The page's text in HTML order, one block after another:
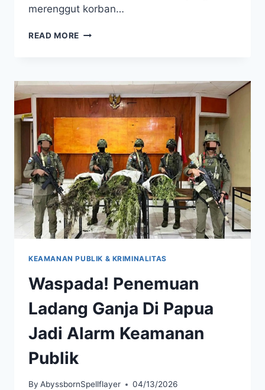
merenggut korban…
READ MORE TRAGIS!
TEWASKAN
WARGA,
TERTIMPA
BATU
RAKSASA
KEAMANAN PUBLIK & KRIMINALITAS
Waspada! Penemuan
Ladang Ganja Di Papua
Jadi Alarm Keamanan
Publik
By AbyssbornSpellflayer 04/13/2026